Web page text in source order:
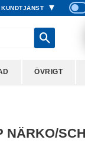
KUNDTJÄNST
P
ÖVRIGT